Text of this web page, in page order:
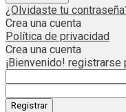
¿Olvidaste tu
Crea una cuenta
Política de privacidad
Crea una cuenta
¡Bienvenido! registrarse